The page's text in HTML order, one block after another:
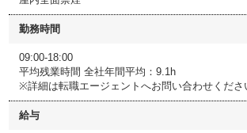
勤務時間
09:00-18:00
平均残業時間 全社年間平均：9.1h
※詳細は転職エージェントへお問い合わせくださ
給与